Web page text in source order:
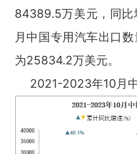
84389.5万美元，同
月中国专用汽车出口
为25834.2万美元。
2021-2023年10月